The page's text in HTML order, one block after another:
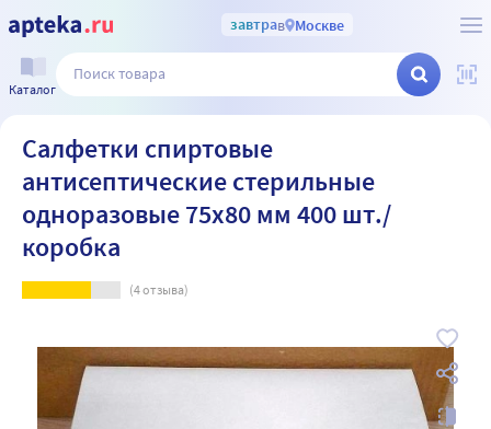
завтрав Москве
Каталог
Салфетки спиртовые
антисептические стерильные
одноразовые 75х80 мм 400 шт./
коробка
(4отзыва)